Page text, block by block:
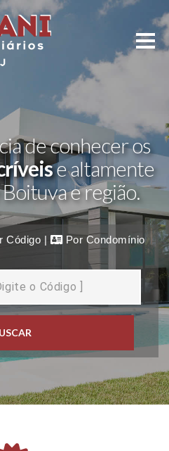
de conhecer os
e altamente
e região.
Código | Por Condomínio